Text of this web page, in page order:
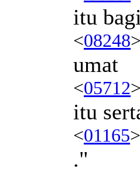
itu
<08248>
umat
<05712>
itu
<01165>
."